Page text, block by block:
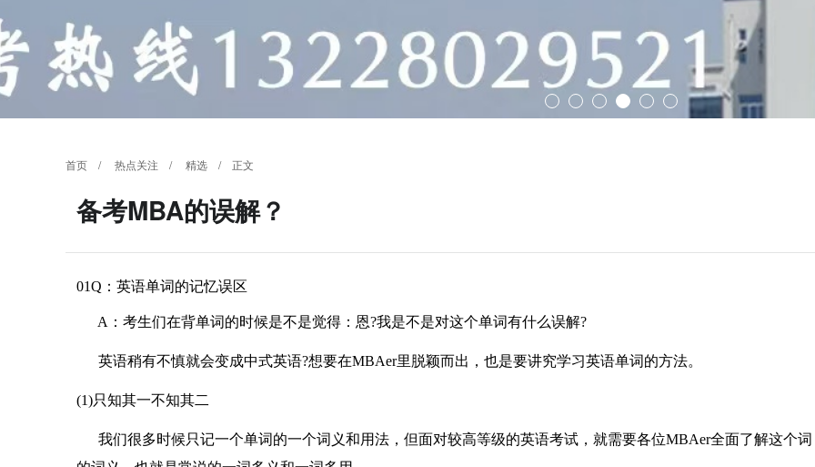
首页 / 热点关注 / 精选 / 正文
备考MBA的误解？
01Q：英语单词的记忆误区
A：考生们在背单词的时候是不是觉得：恩?我是不是对这个单词有什么误解?
英语稍有不慎就会变成中式英语?想要在MBAer里脱颖而出，也是要讲究学习英语单词的方法。
(1)只知其一不知其二
我们很多时候只记一个单词的一个词义和用法，但面对较高等级的英语考试，就需要各位MBAer全面了解这个词